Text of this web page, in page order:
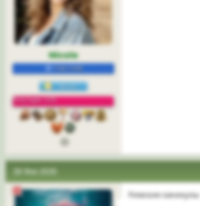
Nicole
Репутация: 22%
28 Фев 2026
Римские каникулы